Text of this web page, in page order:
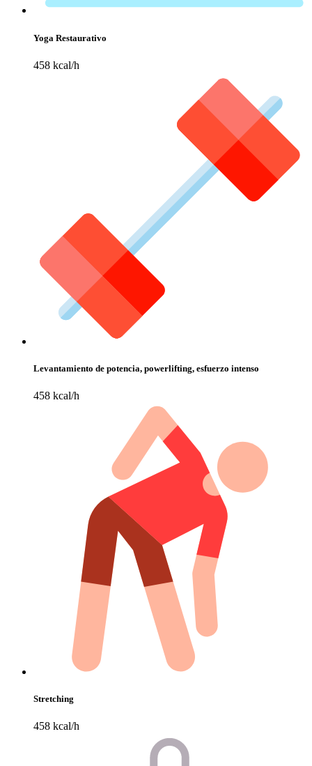
Yoga Restaurativo
458 kcal/h
Levantamiento de potencia, powerlifting, esfuerzo intenso
458 kcal/h
Stretching
458 kcal/h